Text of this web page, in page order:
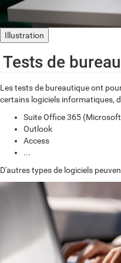
Illustration
Tests de
Les tests de bureautique ont
certains logiciels informatiques,
Suite Office 365
Outlook
Access
...
D'autres types de logiciels